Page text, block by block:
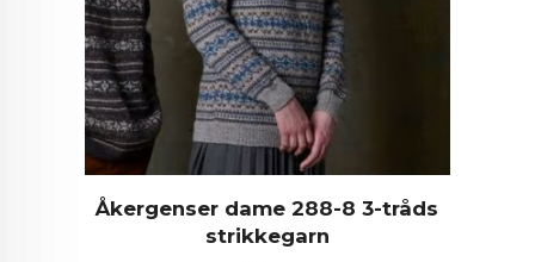
Åkergenser dame 288-8 3-tråds
strikkegarn